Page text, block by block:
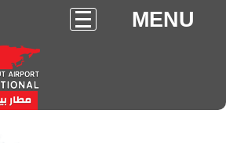
MENU